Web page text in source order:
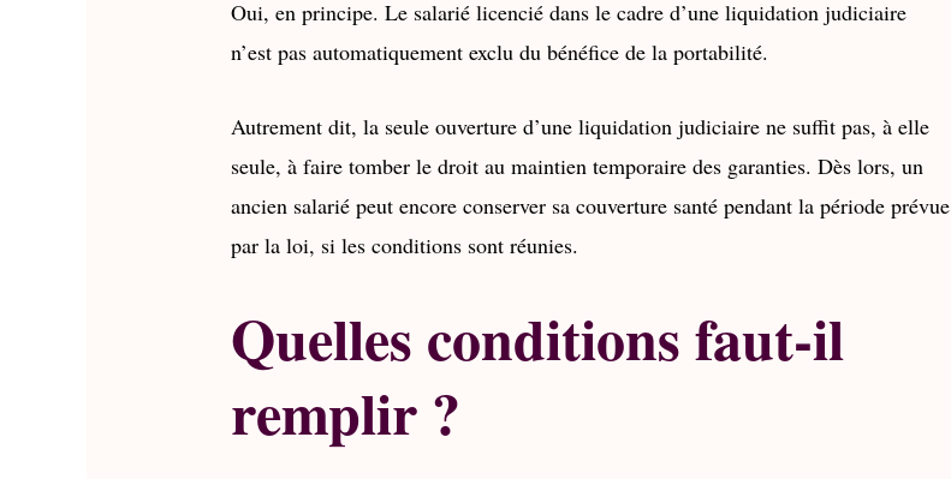
Oui, en principe. Le salarié licencié dans le cadre d’une liquidation judiciaire
n’est pas automatiquement exclu du bénéfice de la portabilité.
Autrement dit, la seule ouverture d’une liquidation judiciaire ne suffit pas, à elle
seule, à faire tomber le droit au maintien temporaire des garanties. Dès lors, un
ancien salarié peut encore conserver sa couverture santé pendant la période prévue
par la loi, si les conditions sont réunies.
Quelles conditions faut-il
remplir ?